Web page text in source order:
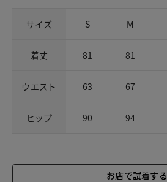
サイズ S M
着丈 81 81
ウエスト 63 67
ヒップ 90 94
お店で試着する